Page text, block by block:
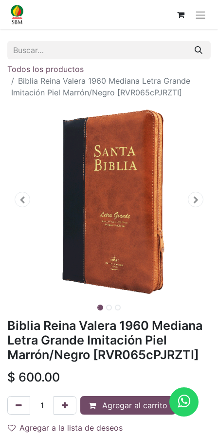
Todos los productos
Biblia Reina Valera 1960 Mediana Letra Grande
Imitación Piel Marrón/Negro [RVR065cPJRZTI]
Biblia Reina Valera 1960 Mediana
Letra Grande Imitación Piel
Marrón/Negro [RVR065cPJRZTI]
$ 600.00
Agregar al carrito
Agregar a la lista de deseos